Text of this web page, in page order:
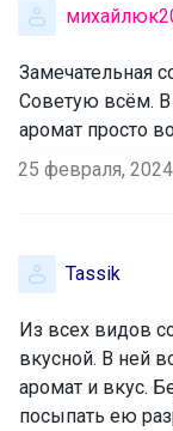
Замечательная
Советую всём. В
аромат просто
25 февраля,
Tassik
Из всех видов
вкусной. В ней
аромат и вкус.
посыпать ею